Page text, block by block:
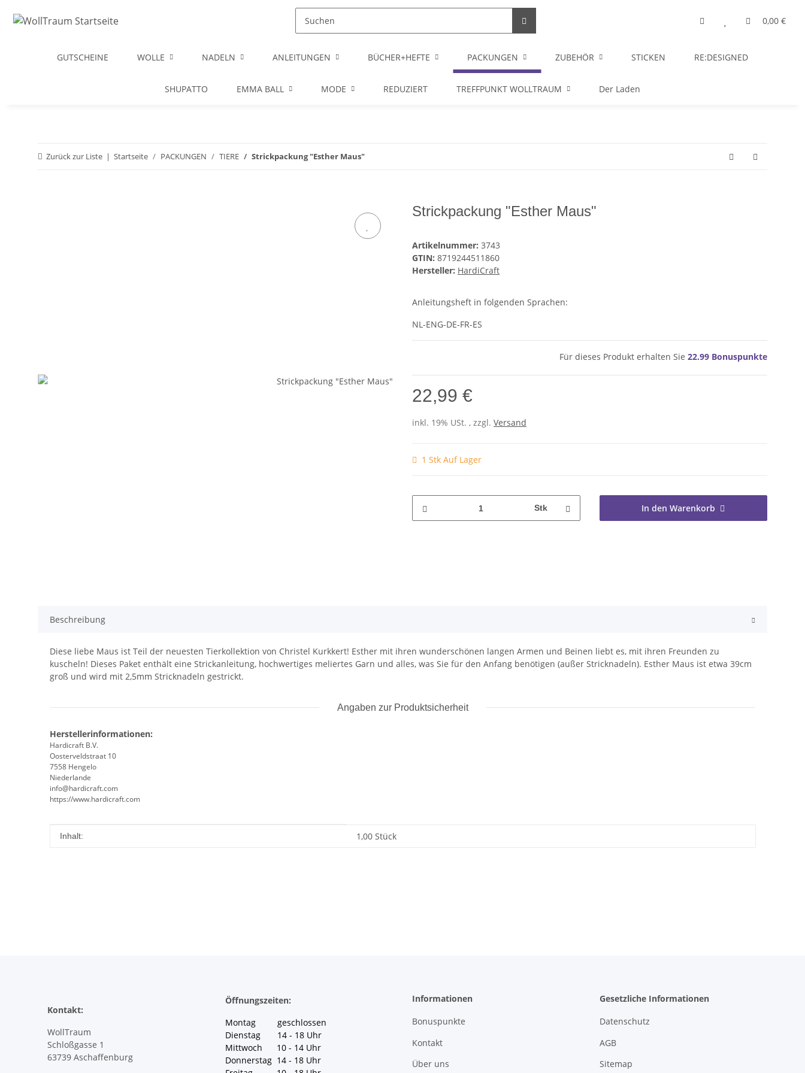
0,00 €
GUTSCHEINE WOLLE NADELN ANLEITUNGEN BÜCHER+HEFTE PACKUNGEN ZUBEHÖR STICKEN RE:DESIGNED
SHUPATTO EMMA BALL MODE REDUZIERT TREFFPUNKT WOLLTRAUM Der Laden
Zurück zur Liste Startseite PACKUNGEN TIERE Strickpackung "Esther Maus"
Strickpackung "Esther Maus"
Artikelnummer: 3743
GTIN: 8719244511860
Hersteller: HardiCraft
Anleitungsheft in folgenden Sprachen:
NL-ENG-DE-FR-ES
Für dieses Produkt erhalten Sie 22.99 Bonuspunkte
22,99 €
inkl. 19% USt. , zzgl. Versand
1 Stk Auf Lager
Stk In den Warenkorb
Beschreibung
Diese liebe Maus ist Teil der neuesten Tierkollektion von Christel Kurkkert! Esther mit ihren wunderschönen langen Armen und Beinen liebt es, mit ihren Freunden zu
kuscheln! Dieses Paket enthält eine Strickanleitung, hochwertiges meliertes Garn und alles, was Sie für den Anfang benötigen (außer Stricknadeln). Esther Maus ist etwa 39cm
groß und wird mit 2,5mm Stricknadeln gestrickt.
Angaben zur Produktsicherheit
Herstellerinformationen:
Hardicraft B.V.
Oosterveldstraat 10
7558 Hengelo
Niederlande
info@hardicraft.com
https://www.hardicraft.com
Produkteigenschaft
Wert
Inhalt: 1,00 Stück
Kontakt:
WollTraum
Schloßgasse 1
63739 Aschaffenburg
Öffnungszeiten:
Montag geschlossen
Dienstag 14 - 18 Uhr
Mittwoch 10 - 14 Uhr
Donnerstag 14 - 18 Uhr
Informationen
Bonuspunkte
Kontakt
Über uns
Gesetzliche Informationen
Datenschutz
AGB
Sitemap